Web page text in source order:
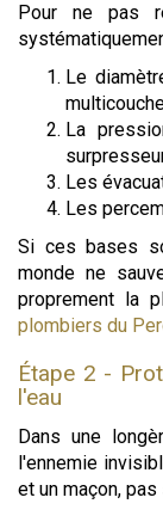
Pour ne pas
Le
La
Les
Les
Si ces bases
monde ne
proprement la
plombiers du
Étape 2 -
l'eau
Dans une
l'ennemie
et un maçon,